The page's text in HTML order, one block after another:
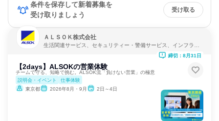
条件を保存して新着募集を
受け取りましょう
受け取る
ＡＬＳＯＫ株式会社
生活関連サービス、セキュリティー・警備サービス、インフラ・
【2days】ALSOKの営業体験
チームで守る、知略で挑む。ALSOK流「負けない営業」の極意
説明会・イベント
仕事体験
東京都
2026年8月・9月 2日～4日
締切：8月31日